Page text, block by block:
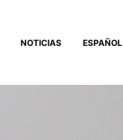
NOTICIAS ESPAÑOL